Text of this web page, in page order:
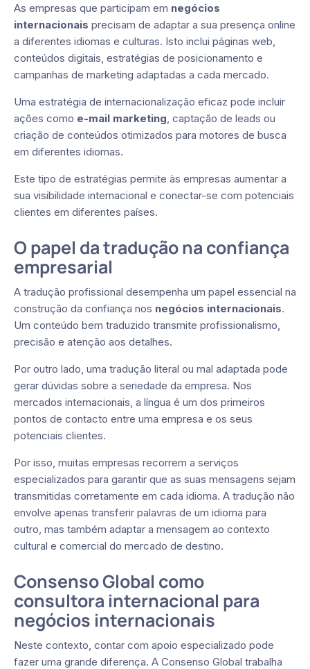
As empresas que participam em negócios
internacionais precisam de adaptar a sua presença online
a diferentes idiomas e culturas. Isto inclui páginas web,
conteúdos digitais, estratégias de posicionamento e
campanhas de marketing adaptadas a cada mercado.
Uma estratégia de internacionalização eficaz pode incluir
ações como e-mail marketing , captação de leads ou
criação de conteúdos otimizados para motores de busca
em diferentes idiomas.
Este tipo de estratégias permite às empresas aumentar a
sua visibilidade internacional e conectar-se com potenciais
clientes em diferentes países.
O papel da tradução na confiança
empresarial
A tradução profissional desempenha um papel essencial na
construção da confiança nos negócios internacionais.
Um conteúdo bem traduzido transmite profissionalismo,
precisão e atenção aos detalhes.
Por outro lado, uma tradução literal ou mal adaptada pode
gerar dúvidas sobre a seriedade da empresa. Nos
mercados internacionais, a língua é um dos primeiros
pontos de contacto entre uma empresa e os seus
potenciais clientes.
Por isso, muitas empresas recorrem a serviços
especializados para garantir que as suas mensagens sejam
transmitidas corretamente em cada idioma. A tradução não
envolve apenas transferir palavras de um idioma para
outro, mas também adaptar a mensagem ao contexto
cultural e comercial do mercado de destino.
Consenso Global como
consultora internacional para
negócios internacionais
Neste contexto, contar com apoio especializado pode
fazer uma grande diferença. A Consenso Global trabalha